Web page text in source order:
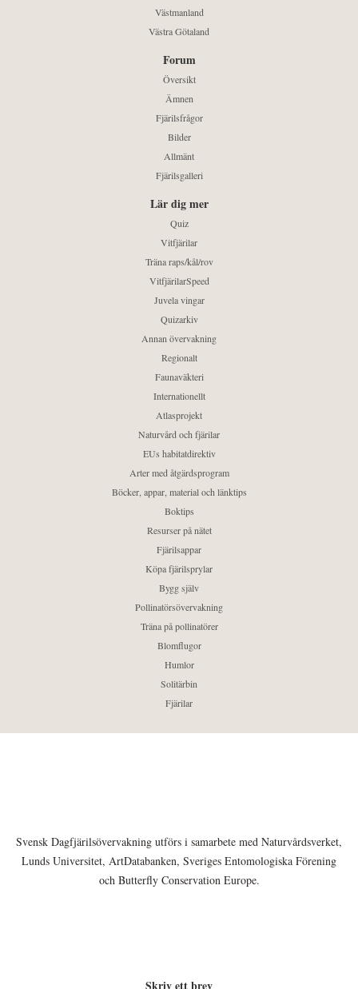
Västmanland
Västra Götaland
Forum
Översikt
Ämnen
Fjärilsfrågor
Bilder
Allmänt
Fjärilsgalleri
Lär dig mer
Quiz
Vitfjärilar
Träna raps/kål/rov
VitfjärilarSpeed
Juvela vingar
Quizarkiv
Annan övervakning
Regionalt
Faunaväkteri
Internationellt
Atlasprojekt
Naturvård och fjärilar
EUs habitatdirektiv
Arter med åtgärdsprogram
Böcker, appar, material och länktips
Boktips
Resurser på nätet
Fjärilsappar
Köpa fjärilsprylar
Bygg själv
Pollinatörsövervakning
Träna på pollinatörer
Blomflugor
Humlor
Solitärbin
Fjärilar
Svensk Dagfjärilsövervakning utförs i samarbete med Naturvårdsverket,
Lunds Universitet, ArtDatabanken, Sveriges Entomologiska Förening
och Butterfly Conservation Europe.
Skriv ett brev